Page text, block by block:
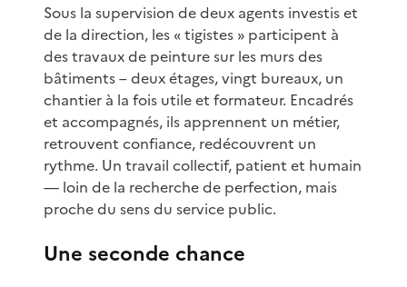
Sous la supervision de deux agents investis et
de la direction, les « tigistes » participent à
des travaux de peinture sur les murs des
bâtiments – deux étages, vingt bureaux, un
chantier à la fois utile et formateur. Encadrés
et accompagnés, ils apprennent un métier,
retrouvent confiance, redécouvrent un
rythme. Un travail collectif, patient et humain
— loin de la recherche de perfection, mais
proche du sens du service public.
Une seconde chance